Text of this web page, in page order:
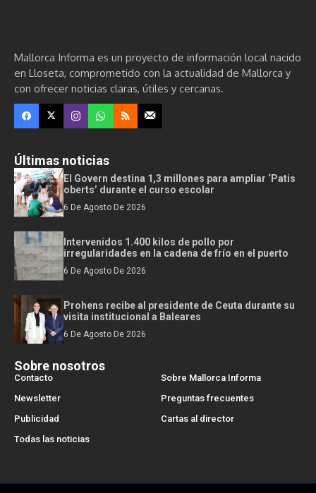
Mallorca Informa es un proyecto de información local nacido
en Lloseta, comprometido con la actualidad de Mallorca y
con ofrecer noticias claras, útiles y cercanas.
Últimas noticias
El Govern destina 1,3 millones para ampliar ‘Patis
oberts’ durante el curso escolar
6 De Agosto De 2026
Intervenidos 1.400 kilos de pollo por
irregularidades en la cadena de frío en el puerto
6 De Agosto De 2026
Prohens recibe al presidente de Ceuta durante su
visita institucional a Baleares
6 De Agosto De 2026
Sobre nosotros
Contacto
Sobre Mallorca Informa
Newsletter
Preguntas frecuentes
Publicidad
Cartas al director
Todas las noticias